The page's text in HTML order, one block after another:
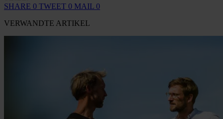
SHARE 0 TWEET 0 MAIL 0
VERWANDTE ARTIKEL